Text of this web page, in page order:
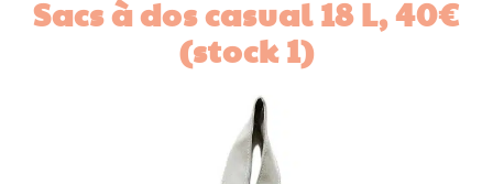
Sacs à dos casual 18 L, 40€
(stock 1)